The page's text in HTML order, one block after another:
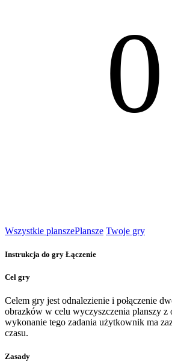
0
Wszystkie planszePlansze Twoje gry
Instrukcja do gry Łączenie
Cel gry
Celem gry jest odnalezienie i połączenie
obrazków w celu wyczyszczenia planszy z
wykonanie tego zadania użytkownik ma
czasu.
Zasady